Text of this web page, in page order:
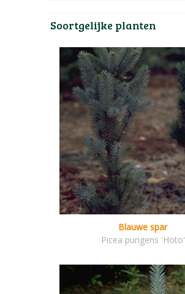
Soortgelijke planten
Blauwe spar
Picea pungens 'Hoto'